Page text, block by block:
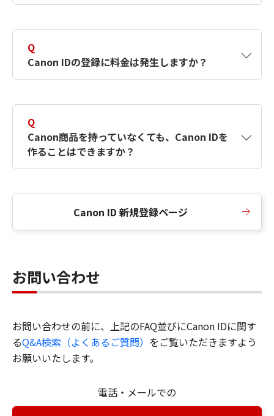
択したサービスから取得します。アカウントを
簡単に作成できるように、この情報を使用して
Canon IDの登録フォームを入力します。
Q
Canon IDの登録に料金は発生しますか？
Q
Canon商品を持っていなくても、Canon IDを
作ることはできますか？
Canon ID 新規登録ページ
お問い合わせ
お問い合わせの前に、上記のFAQ並びにCanon IDに関す
るQ&A検索（よくあるご質問） をご覧いただきますよう
お願いいたします。
電話・メールでの